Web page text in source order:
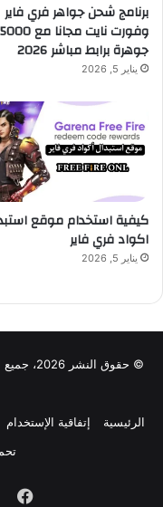
برنامج شحن جواهر فري فاير
وفورت نايت مجانا مع 5000
جوهرة برابط مباشر 2026
يناير 5, 2026
كيفية استخدام موقع
اكواد فري فاير
يناير 5, 2026
© حقوق النشر 2026، جميع الحقوق محفوظة |
الرئيسية
إتفاقية الإستخدام